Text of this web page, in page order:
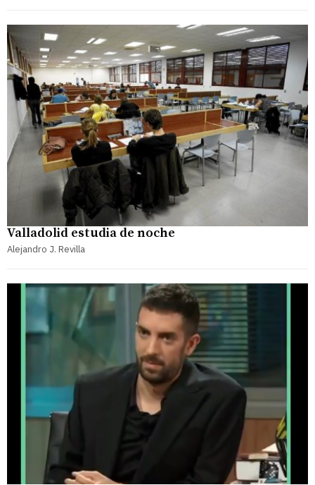
Valladolid estudia de noche
Alejandro J. Revilla